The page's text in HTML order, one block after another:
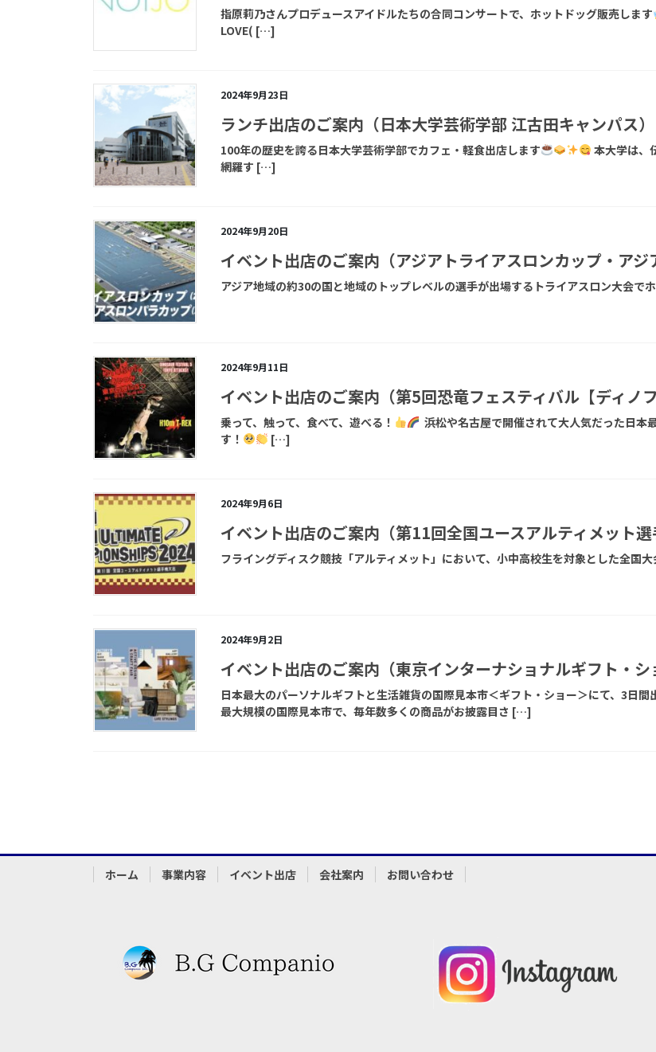
指原莉乃さんプロデュースアイドルたちの合同コンサートで、ホットドッグ販売します
LOVE( […]
2024年9月23日
ランチ出店のご案内（日本大学芸術学部 江古田キャンパス）
100年の歴史を誇る日本大学芸術学部でカフェ・軽食出店します
本大学は、
網羅す […]
2024年9月20日
イベント出店のご案内（アジアトライアスロンカップ・アジ
アジア地域の約30の国と地域のトップレベルの選手が出場するトライアスロン大会で
2024年9月11日
イベント出店のご案内（第5回恐竜フェスティバル【ディノフ
乗って、触って、食べて、遊べる！
浜松や名古屋で開催されて大人気だった日本
す！
[…]
2024年9月6日
イベント出店のご案内（第11回全国ユースアルティメット選
フライングディスク競技「アルティメット」において、小中高校生を対象とした全国
2024年9月2日
イベント出店のご案内（東京インターナショナルギフト・シ
日本最大のパーソナルギフトと生活雑貨の国際見本市＜ギフト・ショー＞にて、3日間
最大規模の国際見本市で、毎年数多くの商品がお披露目さ […]
ホーム 事業内容 イベント出店 会社案内 お問い合わせ